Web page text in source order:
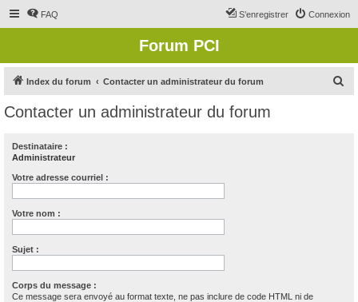
FAQ Connexion
S’enregistrer
Forum PCI
Index du forum Contacter un administrateur du forum
Contacter un administrateur du forum
Destinataire :
Administrateur
Votre adresse courriel :
Votre nom :
Sujet :
Corps du message :
Ce message sera envoyé au format texte, ne pas inclure de code HTML ni de